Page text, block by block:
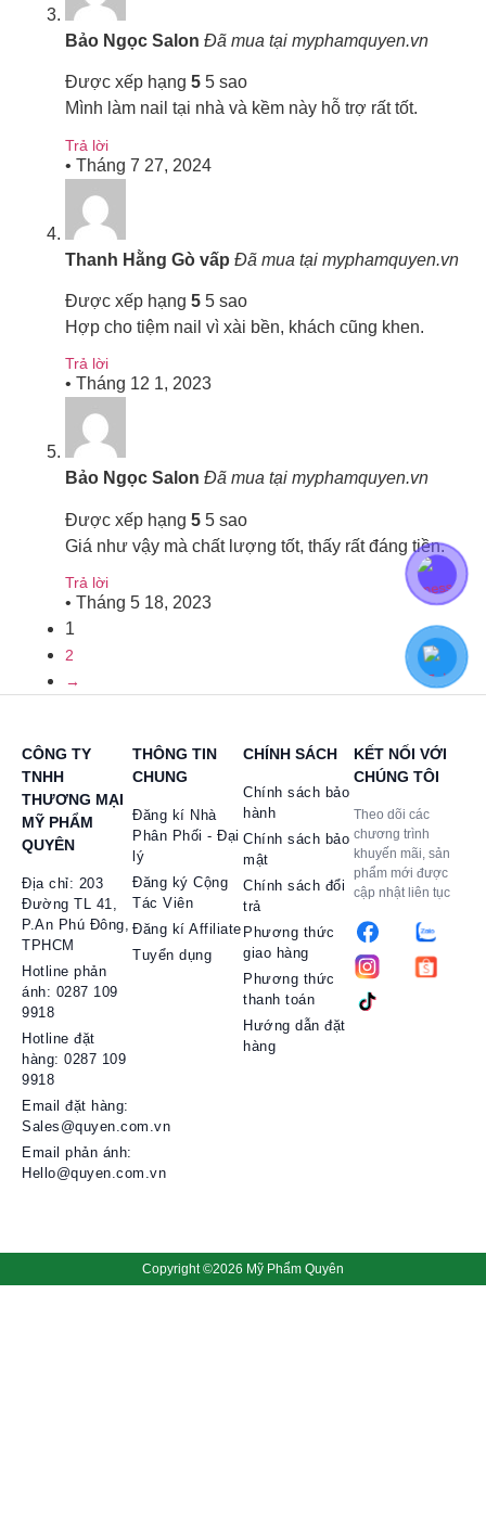
Bảo Ngọc Salon Đã mua tại myphamquyen.vn
Được xếp hạng 5 5 sao
Mình làm nail tại nhà và kềm này hỗ trợ rất tốt.
Trả lời
• Tháng 7 27, 2024
Thanh Hằng Gò vấp Đã mua tại myphamquyen.vn
Được xếp hạng 5 5 sao
Hợp cho tiệm nail vì xài bền, khách cũng khen.
Trả lời
• Tháng 12 1, 2023
Bảo Ngọc Salon Đã mua tại myphamquyen.vn
Được xếp hạng 5 5 sao
Giá như vậy mà chất lượng tốt, thấy rất đáng tiền.
Trả lời
• Tháng 5 18, 2023
1
2
→
CÔNG TY
TNHH
THƯƠNG MẠI
MỸ PHẨM
QUYÊN
Địa chỉ: 203
Đường TL 41,
P.An Phú Đông,
TPHCM
Hotline phản
ánh: 0287 109
9918
Hotline đặt
hàng: 0287 109
9918​
Email đặt hàng:
Sales@quyen.com.vn
Email phản ánh:
Hello@quyen.com.vn
THÔNG TIN
CHUNG
Đăng kí Nhà
Phân Phối - Đại
lý
Đăng ký Cộng
Tác Viên
Đăng kí Affiliate
Tuyển dụng
CHÍNH SÁCH
Chính sách bảo
hành
Chính sách bảo
mật
Chính sách đổi
trả
Phương thức
giao hàng
Phương thức
thanh toán
Hướng dẫn đặt
hàng
KẾT NỐI VỚI
CHÚNG TÔI
Theo dõi các
chương trình
khuyến mãi, sản
phẩm mới được
cập nhật liên tục
Copyright ©2026 Mỹ Phẩm Quyên